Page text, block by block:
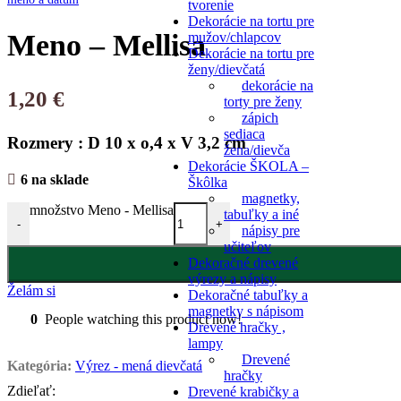
tvorenie
Dekorácie na tortu pre
mužov/chlapcov
Dekorácie na tortu pre
ženy/dievčatá
dekorácie na
torty pre ženy
zápich
sediaca
žena/dievča
Dekorácie ŠKOLA –
Škôlka
magnetky,
tabuľky a iné
nápisy pre
učiteľov
Dekoračné drevené
výrezy a nápisy
Dekoračné tabuľky a
magnetky s nápisom
Drevené hračky ,
lampy
Drevené
hračky
Drevené krabičky a
Meno – Mellisa
1,20 €
Rozmery : D 10 x o,4 x V 3,2 cm
6 na sklade
-
množstvo Meno - Mellisa
+
Želám si
0 People watching this product now!
Kategória: Výrez - mená dievčatá
Zdieľať: